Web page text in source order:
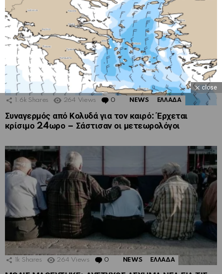
1.6k Shares 264 Views 0 Comments
NEWS ΕΛΛΑΔΑ
Συναγερμός από Κολυδά για τον καιρό: Έρχεται
κρίσιμο 24ωρο – Σάστισαν οι μετεωρολόγοι
1k Shares 264 Views 0 Comments
NEWS ΕΛΛΑΔΑ
close